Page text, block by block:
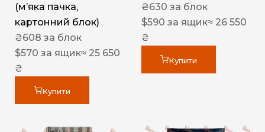
(м’яка пачка,
картонний блок)
₴608 за блок
$570 за ящик≈ 25 650
₴
Купити
₴630 за блок
$590 за ящик≈ 26 550
₴
Купити